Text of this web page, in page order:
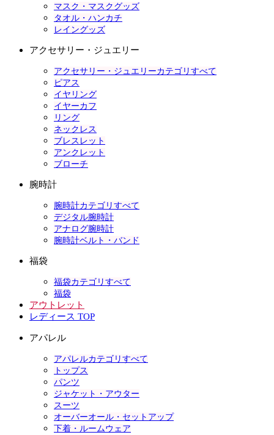
マスク・マスクグッズ
タオル・ハンカチ
レイングッズ
アクセサリー・ジュエリー
アクセサリー・ジュエリーカテゴリすべて
ピアス
イヤリング
イヤーカフ
リング
ネックレス
ブレスレット
アンクレット
ブローチ
腕時計
腕時計カテゴリすべて
デジタル腕時計
アナログ腕時計
腕時計ベルト・バンド
福袋
福袋カテゴリすべて
福袋
アウトレット
レディース TOP
アパレル
アパレルカテゴリすべて
トップス
パンツ
ジャケット・アウター
スーツ
オーバーオール・セットアップ
下着・ルームウェア